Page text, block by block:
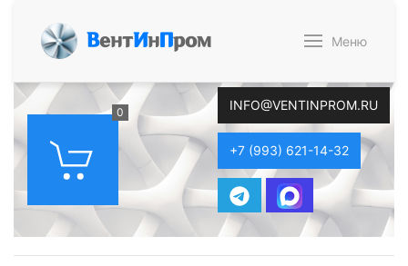
ВентИнПром Меню
0 INFO@VENTINPROM.RU
+7 (993) 621-14-32